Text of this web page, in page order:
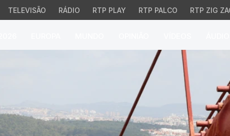
TELEVISÃO RÁDIO RTP PLAY RTP PALCO RTP ZIG